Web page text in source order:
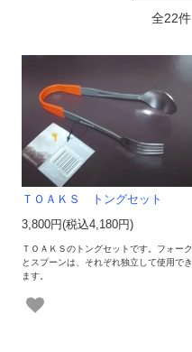
全22件
ＴＯＡＫＳ トングセット
3,800円(税込4,180円)
ＴＯＡＫＳのトングセットです。フォーク
とスプーンは、それぞれ独立して使用でき
ます。